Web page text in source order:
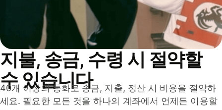
지불, 송금, 수령 시 절약할
수 있습니다
40개 이상의 통화로 송금, 지출, 정산 시 비용을 절약하
세요. 필요한 모든 것을 하나의 계좌에서 언제든 이용할